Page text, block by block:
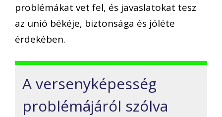
problémákat vet fel, és javaslatokat tesz
az unió békéje, biztonsága és jóléte
érdekében.
A versenyképesség
problémájáról szólva